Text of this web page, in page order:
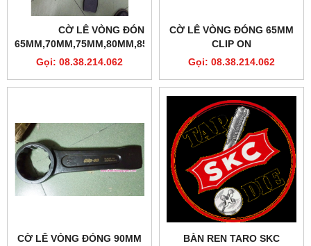
CỜ LÊ VÒNG ĐÓNG
65MM,70MM,75MM,80MM,85MM,90MM
CLIP-ON
Gọi: 08.38.214.062
CỜ LÊ VÒNG ĐÓNG 65MM
CLIP ON
Gọi: 08.38.214.062
CỜ LÊ VÒNG ĐÓNG 90MM
BÀN REN TARO SKC